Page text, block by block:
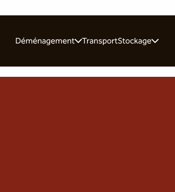
Déménagement
Pour les particuliers
TransportStockage
Garde-meuble